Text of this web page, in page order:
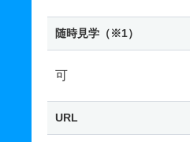
随時見学（※1）
可
URL